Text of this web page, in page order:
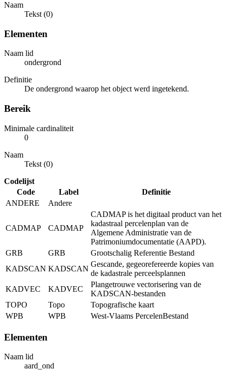
Naam
Tekst (0)
Elementen
Naam lid
ondergrond
Definitie
De ondergrond waarop het object werd ingetekend.
Bereik
Minimale cardinaliteit
0
Naam
Tekst (0)
Codelijst
Code
Label
Definitie
ANDERE
Andere
CADMAP CADMAP
CADMAP is het digitaal product van het
kadastraal percelenplan van de
Algemene Administratie van de
Patrimoniumdocumentatie (AAPD).
GRB
GRB
Grootschalig Referentie Bestand
KADSCAN KADSCAN
Gescande, gegeorefereerde kopies van
de kadastrale perceelsplannen
KADVEC
KADVEC
Plangetrouwe vectorisering van de
KADSCAN-bestanden
TOPO
Topo
Topografische kaart
WPB
WPB West-Vlaams PercelenBestand
Elementen
Naam lid
aard_ond